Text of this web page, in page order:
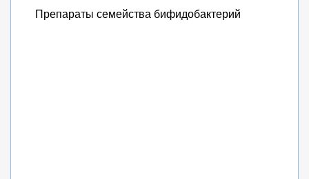
Препараты семейства бифидобактерий